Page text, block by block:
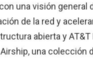
una visión general
de la red y
abierta y
una colección